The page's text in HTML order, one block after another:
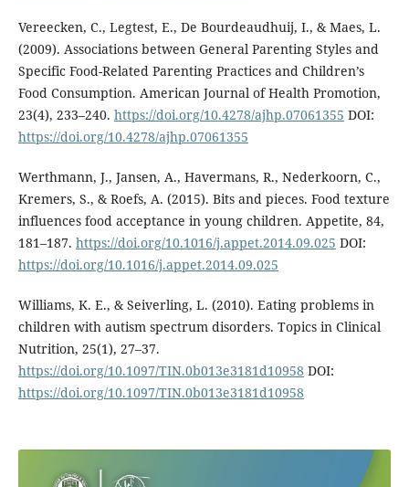
Vereecken, C., Legtest, E., De Bourdeaudhuij, I., & Maes, L.
(2009). Associations between General Parenting Styles and
Specific Food-Related Parenting Practices and Children’s
Food Consumption. American Journal of Health Promotion,
23(4), 233–240. https://doi.org/10.4278/ajhp.07061355 DOI:
https://doi.org/10.4278/ajhp.07061355
Werthmann, J., Jansen, A., Havermans, R., Nederkoorn, C.,
Kremers, S., & Roefs, A. (2015). Bits and pieces. Food texture
influences food acceptance in young children. Appetite, 84,
181–187. https://doi.org/10.1016/j.appet.2014.09.025 DOI:
https://doi.org/10.1016/j.appet.2014.09.025
Williams, K. E., & Seiverling, L. (2010). Eating problems in
children with autism spectrum disorders. Topics in Clinical
Nutrition, 25(1), 27–37.
https://doi.org/10.1097/TIN.0b013e3181d10958 DOI:
https://doi.org/10.1097/TIN.0b013e3181d10958